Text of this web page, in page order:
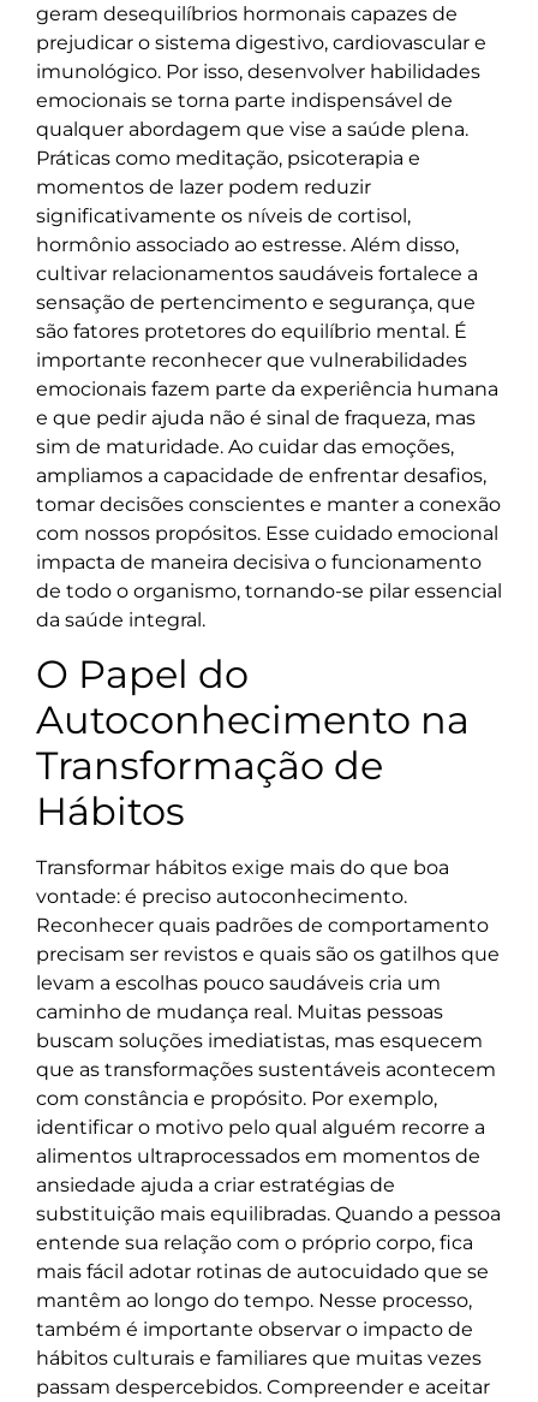
geram desequilíbrios hormonais capazes de
prejudicar o sistema digestivo, cardiovascular e
imunológico. Por isso, desenvolver habilidades
emocionais se torna parte indispensável de
qualquer abordagem que vise a saúde plena.
Práticas como meditação, psicoterapia e
momentos de lazer podem reduzir
significativamente os níveis de cortisol,
hormônio associado ao estresse. Além disso,
cultivar relacionamentos saudáveis fortalece a
sensação de pertencimento e segurança, que
são fatores protetores do equilíbrio mental. É
importante reconhecer que vulnerabilidades
emocionais fazem parte da experiência humana
e que pedir ajuda não é sinal de fraqueza, mas
sim de maturidade. Ao cuidar das emoções,
ampliamos a capacidade de enfrentar desafios,
tomar decisões conscientes e manter a conexão
com nossos propósitos. Esse cuidado emocional
impacta de maneira decisiva o funcionamento
de todo o organismo, tornando-se pilar essencial
da saúde integral.
O Papel do
Autoconhecimento na
Transformação de
Hábitos
Transformar hábitos exige mais do que boa
vontade: é preciso autoconhecimento.
Reconhecer quais padrões de comportamento
precisam ser revistos e quais são os gatilhos que
levam a escolhas pouco saudáveis cria um
caminho de mudança real. Muitas pessoas
buscam soluções imediatistas, mas esquecem
que as transformações sustentáveis acontecem
com constância e propósito. Por exemplo,
identificar o motivo pelo qual alguém recorre a
alimentos ultraprocessados em momentos de
ansiedade ajuda a criar estratégias de
substituição mais equilibradas. Quando a pessoa
entende sua relação com o próprio corpo, fica
mais fácil adotar rotinas de autocuidado que se
mantêm ao longo do tempo. Nesse processo,
também é importante observar o impacto de
hábitos culturais e familiares que muitas vezes
passam despercebidos. Compreender e aceitar